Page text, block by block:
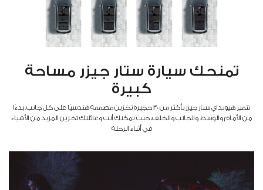
تمنحك سيارة ستار جيزر مساحة
كبيرة
تتميز هيونداي ستار جيزر بأكثر من 30 حجيرة تخزين مصممة هندسيًا على كل جانب. بدءًا
من الأمام والوسط والجانب والخلف، حيث يمكنك أنت وعائلتك تخزين المزيد من الأشياء
في أثناء الرحلة